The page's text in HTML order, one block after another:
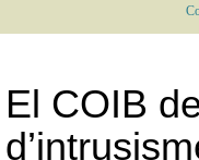
El COIB